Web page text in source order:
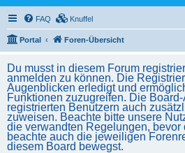
FAQ Knuffel
Portal Foren-Übersicht
Du musst in diesem Forum
anmelden zu können. Die
Augenblicken erledigt und
Funktionen zuzugreifen. Die
registrierten Benutzern auch
zuweisen. Beachte bitte unsere
die verwandten Regelungen, bevor
beachte auch die jeweiligen
diesem Board bewegst.